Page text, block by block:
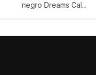
negro Dreams Cal...